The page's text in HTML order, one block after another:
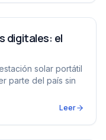
el setup eléctrico
digitales: el
solar portátil
parte del país sin
Leer